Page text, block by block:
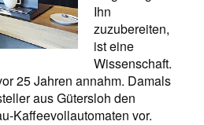
Ihn
zuzubereiten,
ist eine
Wissenschaft.
25 Jahren annahm. Damals
aus Gütersloh den
Kaffeevollautomaten vor.